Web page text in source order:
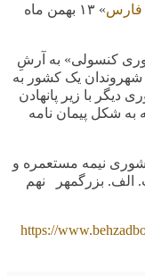
فارس» ۱۳ بهمن ماه
کنسولی» به آرشِ
شهروندان یک کشور به
با زیر پانهادن
شکل پیمان نامه
نیمه مستعمره و
الف. بزرگمهر نهم
https://